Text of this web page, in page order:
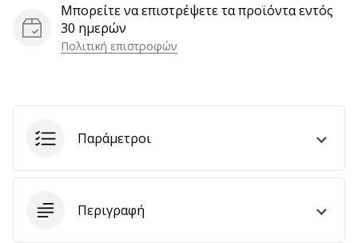
Εμφάνιση
όλων
των
Μπορείτε να επιστρέψετε τα προϊόντα εντός
30 ημερών
Πολιτική επιστροφών
Παράμετροι
Περιγραφή